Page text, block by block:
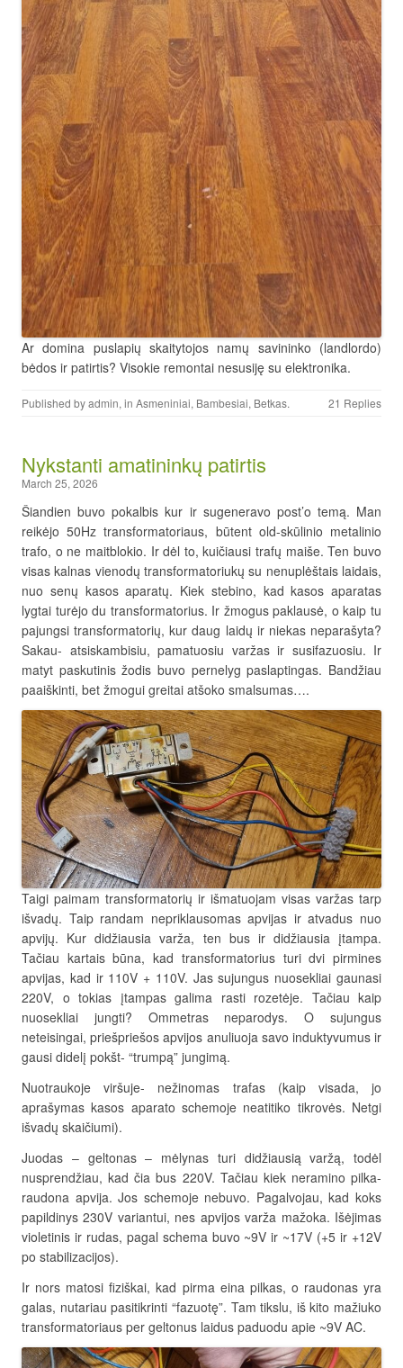
Ar domina puslapių skaitytojos namų savininko (landlordo)
bėdos ir patirtis? Visokie remontai nesusiję su elektronika.
Published byadmin, in Asmeniniai, Bambesiai, Betkas. 21 Replies
Nykstanti amatininkų patirtis
March 25, 2026
Šiandien buvo pokalbis kur ir sugeneravo post’o temą. Man
reikėjo 50Hz transformatoriaus, būtent old-skūlinio metalinio
trafo, o ne maitblokio. Ir dėl to, kuičiausi trafų maiše. Ten buvo
visas kalnas vienodų transformatoriukų su nenuplėštais laidais,
nuo senų kasos aparatų. Kiek stebino, kad kasos aparatas
lygtai turėjo du transformatorius. Ir žmogus paklausė, o kaip tu
pajungsi transformatorių, kur daug laidų ir niekas neparašyta?
Sakau- atsiskambisiu, pamatuosiu varžas ir susifazuosiu. Ir
matyt paskutinis žodis buvo pernelyg paslaptingas. Bandžiau
paaiškinti, bet žmogui greitai atšoko smalsumas….
Taigi paimam transformatorių ir išmatuojam visas varžas tarp
išvadų. Taip randam nepriklausomas apvijas ir atvadus nuo
apvijų. Kur didžiausia varža, ten bus ir didžiausia įtampa.
Tačiau kartais būna, kad transformatorius turi dvi pirmines
apvijas, kad ir 110V + 110V. Jas sujungus nuosekliai gaunasi
220V, o tokias įtampas galima rasti rozetėje. Tačiau kaip
nuosekliai jungti? Ommetras neparodys. O sujungus
neteisingai, priešpriešos apvijos anuliuoja savo induktyvumus ir
gausi didelį pokšt- “trumpą” jungimą.
Nuotraukoje viršuje- nežinomas trafas (kaip visada, jo
aprašymas kasos aparato schemoje neatitiko tikrovės. Netgi
išvadų skaičiumi).
Juodas – geltonas – mėlynas turi didžiausią varžą, todėl
nusprendžiau, kad čia bus 220V. Tačiau kiek neramino pilka-
raudona apvija. Jos schemoje nebuvo. Pagalvojau, kad koks
papildinys 230V variantui, nes apvijos varža mažoka. Išėjimas
violetinis ir rudas, pagal schema buvo ~9V ir ~17V (+5 ir +12V
po stabilizacijos).
Ir nors matosi fiziškai, kad pirma eina pilkas, o raudonas yra
galas, nutariau pasitikrinti “fazuotę”. Tam tikslu, iš kito mažiuko
transformatoriaus per geltonus laidus paduodu apie ~9V AC.